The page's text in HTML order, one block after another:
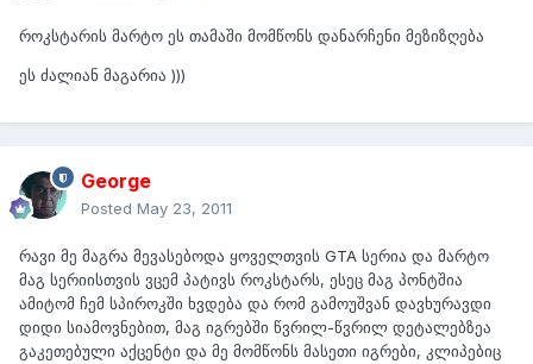
როკსტარის მარტო ეს თამაში მომწონს დანარჩენი მეზიზღება
ეს ძალიან მაგარია )))
George
Posted May 23, 2011
რავი მე მაგრა მევასებოდა ყოველთვის GTA სერია და მარტო
მაგ სერიისთვის ვცემ პატივს როკსტარს, ესეც მაგ პონტშია
ამიტომ ჩემ სპიროკში ხვდება და რომ გამოუშვან დავხურავდი
დიდი სიამოვნებით, მაგ იგრებში წვრილ-წვრილ დეტალებზეა
გაკეთებული აქცენტი და მე მომწონს მასეთი იგრები, კლიპებიც